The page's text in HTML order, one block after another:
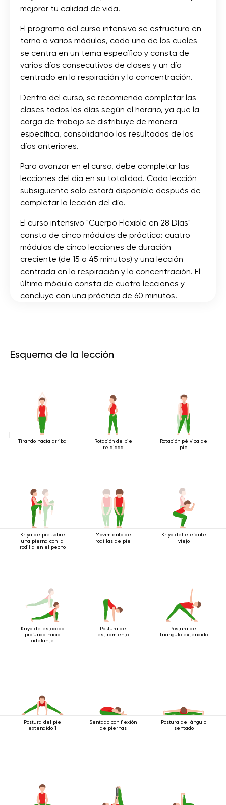
mejorar tu calidad de vida.
El programa del curso intensivo se estructura en
torno a varios módulos, cada uno de los cuales
se centra en un tema específico y consta de
varios días consecutivos de clases y un día
centrado en la respiración y la concentración.
Dentro del curso, se recomienda completar las
clases todos los días según el horario, ya que la
carga de trabajo se distribuye de manera
específica, consolidando los resultados de los
días anteriores.
Para avanzar en el curso, debe completar las
lecciones del día en su totalidad. Cada lección
subsiguiente solo estará disponible después de
completar la lección del día.
El curso intensivo "Cuerpo Flexible en 28 Días"
consta de cinco módulos de práctica: cuatro
módulos de cinco lecciones de duración
creciente (de 15 a 45 minutos) y una lección
centrada en la respiración y la concentración. El
último módulo consta de cuatro lecciones y
concluye con una práctica de 60 minutos.
Esquema de la lección
Tirando hacia arriba
Rotación de pie
relajada
Rotación pélvica de
pie
Kriya de pie sobre
una pierna con la
rodilla en el pecho
Movimiento de
rodillas de pie
Kriya del elefante
viejo
Kriya de estocada
profunda hacia
adelante
Postura de
estiramiento
Postura del
triángulo extendido
Postura del pie
extendido 1
Sentado con flexión
de piernas
Postura del ángulo
sentado